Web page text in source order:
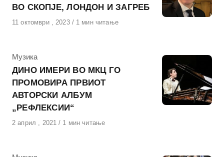
ВО СКОПЈЕ, ЛОНДОН И ЗАГРЕБ
Објавено
11 октомври , 2023 1 мин читање
КАтегорија
Музика
ДИНО ИМЕРИ ВО МКЦ ГО
ПРОМОВИРА ПРВИОТ
АВТОРСКИ АЛБУМ
„РЕФЛЕКСИИ“
Објавено
2 април , 2021 1 мин читање